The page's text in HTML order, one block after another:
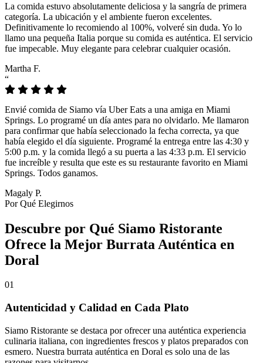
La comida estuvo absolutamente deliciosa y la sangría de primera
categoría. La ubicación y el ambiente fueron excelentes.
Definitivamente lo recomiendo al 100%, volveré sin duda. Yo lo
llamo una pequeña Italia porque su comida es auténtica. El servicio
fue impecable. Muy elegante para celebrar cualquier ocasión.
Martha F.
“
Envié comida de Siamo vía Uber Eats a una amiga en Miami
Springs. Lo programé un día antes para no olvidarlo. Me llamaron
para confirmar que había seleccionado la fecha correcta, ya que
había elegido el día siguiente. Programé la entrega entre las 4:30 y
5:00 p.m. y la comida llegó a su puerta a las 4:33 p.m. El servicio
fue increíble y resulta que este es su restaurante favorito en Miami
Springs. Todos ganamos.
Magaly P.
Por Qué Elegirnos
Descubre por Qué Siamo Ristorante
Ofrece la Mejor Burrata Auténtica en
Doral
01
Autenticidad y Calidad en Cada Plato
Siamo Ristorante se destaca por ofrecer una auténtica experiencia
culinaria italiana, con ingredientes frescos y platos preparados con
esmero. Nuestra burrata auténtica en Doral es solo una de las